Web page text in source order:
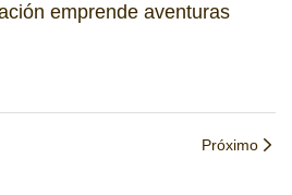
emprende aventuras
Próximo